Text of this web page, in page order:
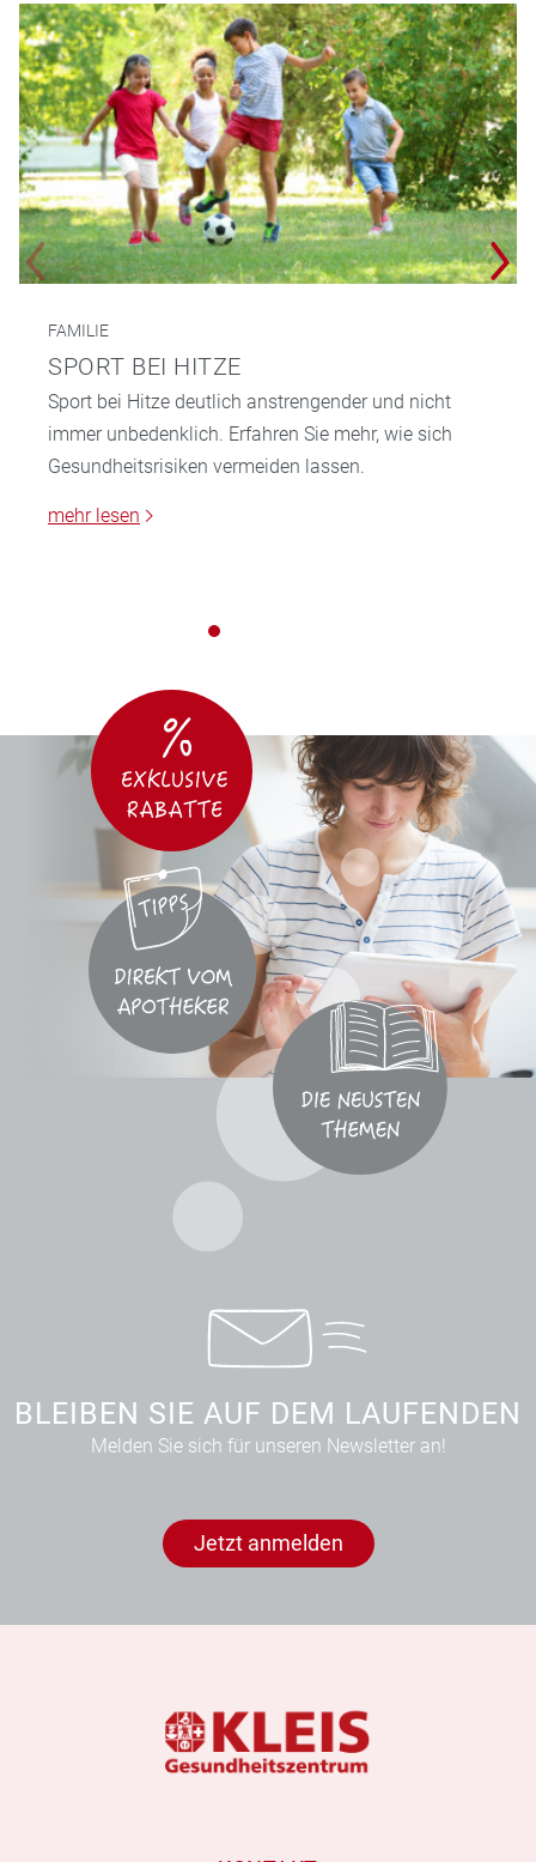
FAMILIE
SPORT BEI HITZE
Sport bei Hitze deutlich anstrengender und nicht
immer unbedenklich. Erfahren Sie mehr, wie sich
Gesundheitsrisiken vermeiden lassen.
mehr lesen
BLEIBEN SIE AUF DEM LAUFENDEN
Melden Sie sich für unseren Newsletter an!
Jetzt anmelden